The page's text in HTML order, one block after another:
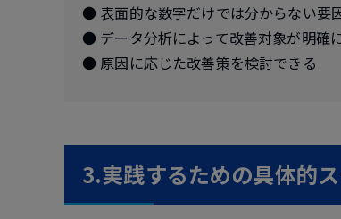
● 表面的な数字だけでは分からない要
● データ分析によって改善対象が明確
● 原因に応じた改善策を検討できる
3.実践するための具体的